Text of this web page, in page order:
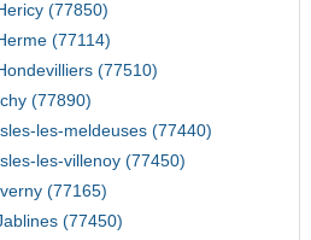
(77850)
(77114)
(77510)
(77890)
les-meldeuses (77440)
les-villenoy (77450)
(77165)
(77450)